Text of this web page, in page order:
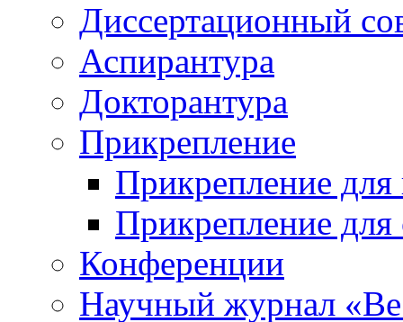
Диссертационный
Аспирантура
Докторантура
Прикрепление
Прикрепление для
Прикрепление для
Конференции
Научный журнал